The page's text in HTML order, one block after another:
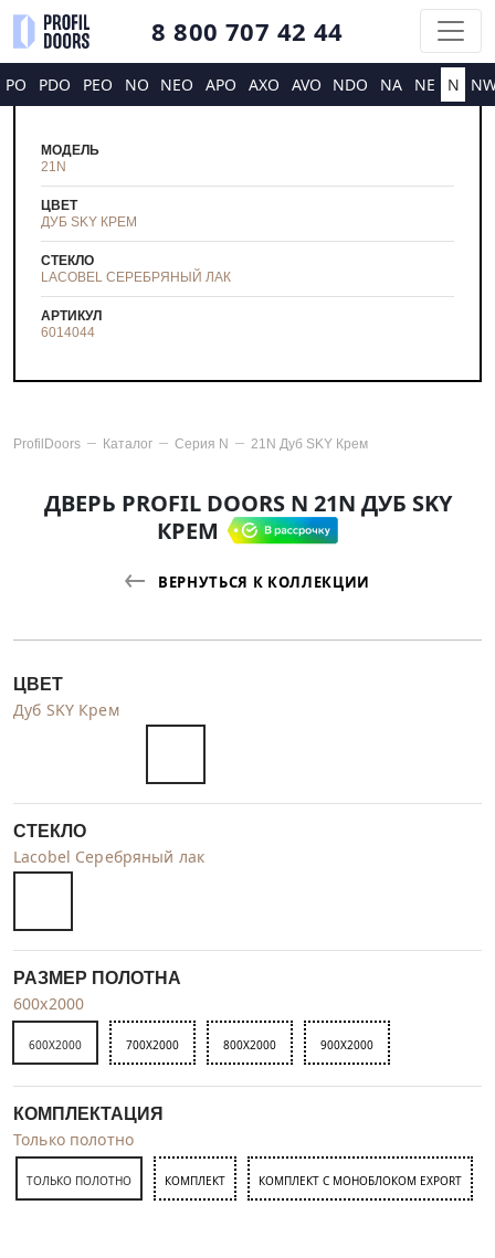
8 800 707 42 44
PO PDO PEO NO NEO APO AXO AVO NDO NA NE N
МОДЕЛЬ
21N
ЦВЕТ
ДУБ SKY КРЕМ
СТЕКЛО
LACOBEL СЕРЕБРЯНЫЙ ЛАК
АРТИКУЛ
6014044
ProfilDoors Каталог Серия N 21N Дуб SKY Крем
ДВЕРЬ PROFIL DOORS N 21N ДУБ SKY
КРЕМ
ВЕРНУТЬСЯ К КОЛЛЕКЦИИ
ЦВЕТ
Дуб SKY Крем
СТЕКЛО
Lacobel Серебряный лак
РАЗМЕР ПОЛОТНА
600x2000
600X2000 700X2000 800X2000 900X2000
КОМПЛЕКТАЦИЯ
Только полотно
ТОЛЬКО ПОЛОТНО КОМПЛЕКТ КОМПЛЕКТ С МОНОБЛОКОМ EXPORT